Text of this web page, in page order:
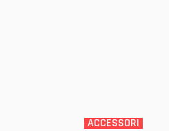
ACCESSORI